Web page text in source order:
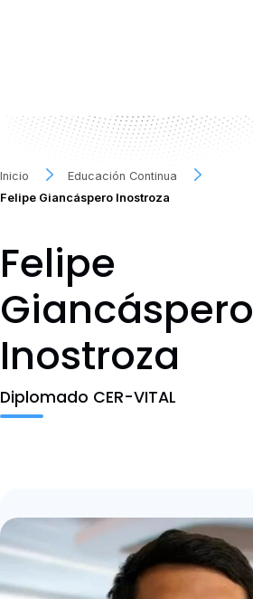
Inicio
Educación Continua
Felipe Giancáspero Inostroza
Felipe
Giancáspero
Inostroza
Diplomado CER-VITAL